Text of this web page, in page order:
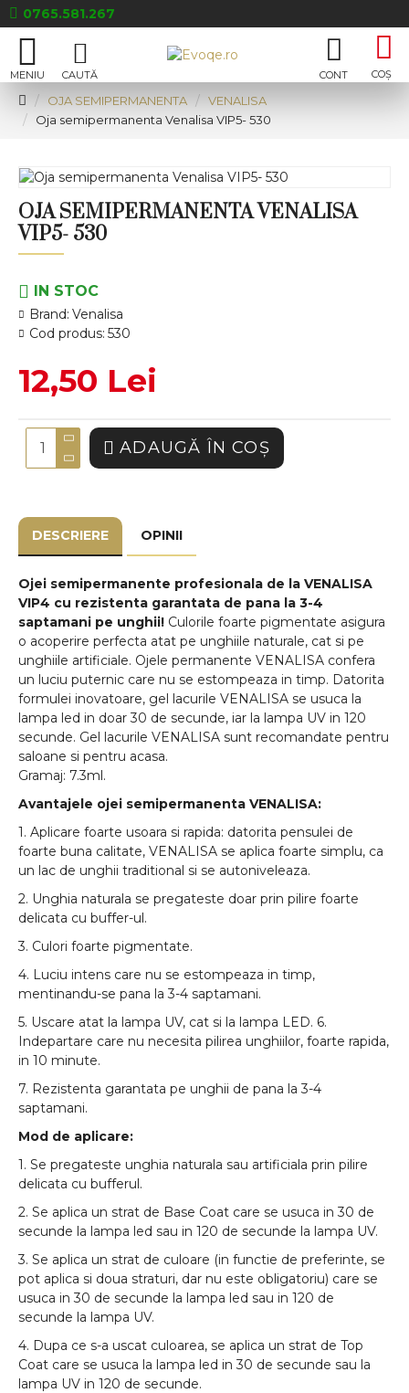
0765.581.267
OJA SEMIPERMANENTA
VENALISA
Oja semipermanenta Venalisa VIP5- 530
OJA SEMIPERMANENTA VENALISA
VIP5- 530
IN STOC
Brand: Venalisa
Cod produs: 530
12,50 Lei
ADAUGĂ ÎN COŞ
DESCRIERE OPINII
Ojei semipermanente profesionala de la VENALISA
VIP4 cu rezistenta garantata de pana la 3-4
saptamani pe unghii! Culorile foarte pigmentate asigura
o acoperire perfecta atat pe unghiile naturale, cat si pe
unghiile artificiale. Ojele permanente VENALISA confera
un luciu puternic care nu se estompeaza in timp. Datorita
formulei inovatoare, gel lacurile VENALISA se usuca la
lampa led in doar 30 de secunde, iar la lampa UV in 120
secunde. Gel lacurile VENALISA sunt recomandate pentru
saloane si pentru acasa.
Gramaj: 7.3ml.
Avantajele ojei semipermanenta VENALISA:
1. Aplicare foarte usoara si rapida: datorita pensulei de
foarte buna calitate, VENALISA se aplica foarte simplu, ca
un lac de unghii traditional si se autoniveleaza.
2. Unghia naturala se pregateste doar prin pilire foarte
delicata cu buffer-ul.
3. Culori foarte pigmentate.
4. Luciu intens care nu se estompeaza in timp,
mentinandu-se pana la 3-4 saptamani.
5. Uscare atat la lampa UV, cat si la lampa LED. 6.
Indepartare care nu necesita pilirea unghiilor, foarte rapida,
in 10 minute.
7. Rezistenta garantata pe unghii de pana la 3-4
saptamani.
Mod de aplicare:
1. Se pregateste unghia naturala sau artificiala prin pilire
delicata cu bufferul.
2. Se aplica un strat de Base Coat care se usuca in 30 de
secunde la lampa led sau in 120 de secunde la lampa UV.
3. Se aplica un strat de culoare (in functie de preferinte, se
pot aplica si doua straturi, dar nu este obligatoriu) care se
usuca in 30 de secunde la lampa led sau in 120 de
secunde la lampa UV.
4. Dupa ce s-a uscat culoarea, se aplica un strat de Top
Coat care se usuca la lampa led in 30 de secunde sau la
lampa UV in 120 de secunde.